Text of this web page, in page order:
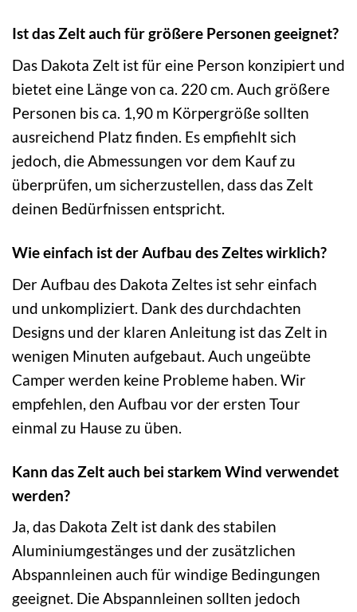
Ist das Zelt auch für größere Personen geeignet?
Das Dakota Zelt ist für eine Person konzipiert und
bietet eine Länge von ca. 220 cm. Auch größere
Personen bis ca. 1,90 m Körpergröße sollten
ausreichend Platz finden. Es empfiehlt sich
jedoch, die Abmessungen vor dem Kauf zu
überprüfen, um sicherzustellen, dass das Zelt
deinen Bedürfnissen entspricht.
Wie einfach ist der Aufbau des Zeltes wirklich?
Der Aufbau des Dakota Zeltes ist sehr einfach
und unkompliziert. Dank des durchdachten
Designs und der klaren Anleitung ist das Zelt in
wenigen Minuten aufgebaut. Auch ungeübte
Camper werden keine Probleme haben. Wir
empfehlen, den Aufbau vor der ersten Tour
einmal zu Hause zu üben.
Kann das Zelt auch bei starkem Wind verwendet
werden?
Ja, das Dakota Zelt ist dank des stabilen
Aluminiumgestänges und der zusätzlichen
Abspannleinen auch für windige Bedingungen
geeignet. Die Abspannleinen sollten jedoch